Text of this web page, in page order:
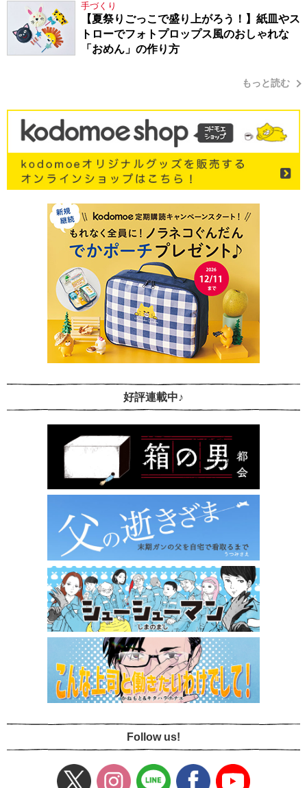
手づくり
【夏祭りごっこで盛り上がろう！】紙皿やス
トローでフォトプロップス風のおしゃれな
「おめん」の作り方
もっと読む
好評連載中♪
Follow us!